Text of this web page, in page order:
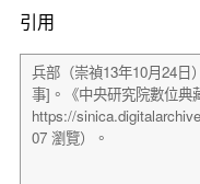
引用